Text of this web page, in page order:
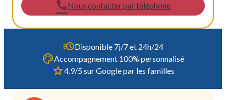
Nous contacter par téléphone
Disponible 7j/7 et 24h/24
Accompagnement 100% personnalisé
4.9/5 sur Google par les familles